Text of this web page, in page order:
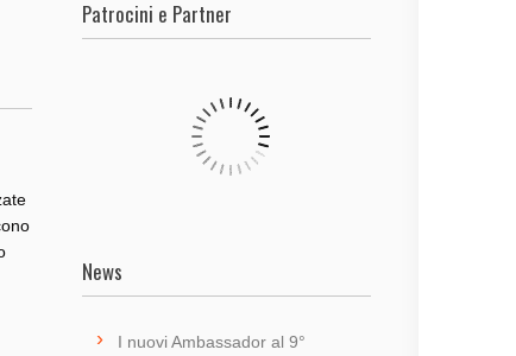
Patrocini e Partner
News
I nuovi Ambassador al 9°